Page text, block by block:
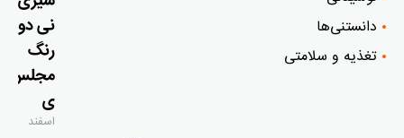
دانستنی‌ها
تغذیه و سلامتی
نی دو
رنگ
مجلس
ی
اسفند